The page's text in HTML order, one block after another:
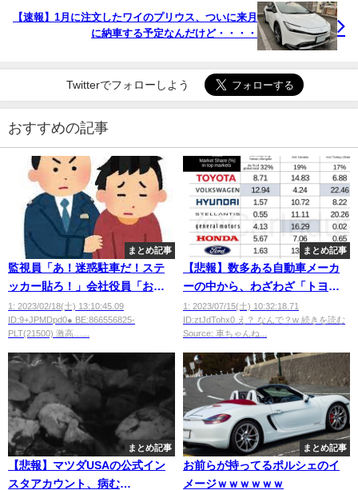
【速報】1月に注文したワイのプリウス、ついに来月
に納車する予定なんだけど・・・・
Twitterでフォローしよう
おすすめの記事
まとめ記事
監視員「あ！迷惑駐車だ！ステ
ッカー貼ろ！」会社役員「おん
どりゃああ何しどんじゃああ
あ！！！」監視員を突き飛ばし
逃走、逮捕
1: 2023/02/18(土) 13:10:45.09
ID:9+JPMDpd0● BE:866556825-
PLT(21500) 激高…...
まとめ記事
【悲報】数多ある自動車メーカ
ーの中から、わざわざ「トヨ
タ」を選ぶやつww
1: 2023/07/15(土) 10:32:18.71
ID:ztJdTohx0 え？ なんで？w 続きを読む
Source: 車ちゃんね...
まとめ記事
【悲報】マツダUSAの公式イン
スタアカウント、病む
まとめ記事
お前らが持ってるポルシェのイ
メージｗｗｗｗｗｗ